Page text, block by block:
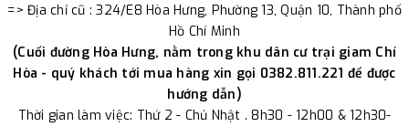
=> Địa chỉ cũ : 324/E8 Hòa Hưng, Phường 13, Quận 10, Thành phố
Hồ Chí Minh
(Cuối đường Hòa Hưng, nằm trong khu dân cư trại giam Chí
Hòa - quý khách tới mua hàng xin gọi 0382.811.221 để được
hướng dẫn)
Thời gian làm việc: Thứ 2 - Chủ Nhật . 8h30 - 12h00 & 12h30-